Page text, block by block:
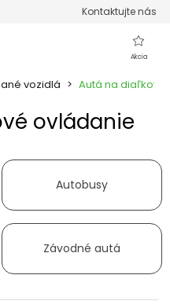
Kontaktujte nás
Akcia
vozidlá > Autá na diaľkové
ovládanie
viac
Autobusy
Závodné autá